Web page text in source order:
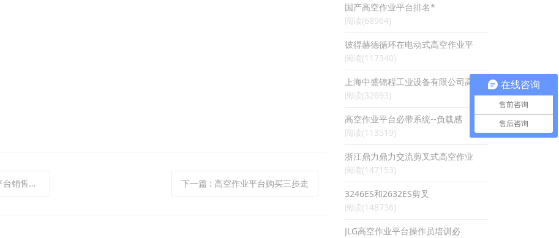
售流程 下一篇 : 高空作业平台购买三步走
国产高空作业平台排名*
阅读(68964)
彼得赫德循环在电动式高空作业平
阅读(117340)
上海中盛锦程工业设备有限公司高
阅读(32693)
高空作业平台必带系统--负载感
阅读(113519)
浙江鼎力鼎力交流剪叉式高空作业
阅读(147153)
3246ES和2632ES剪叉
阅读(148736)
JLG高空作业平台操作员培训必
在线咨询
售前咨询
售后咨询